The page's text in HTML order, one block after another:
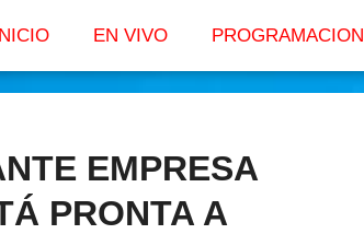
EN VIVO PROGRAMACION
EMPRESA
PRONTA A